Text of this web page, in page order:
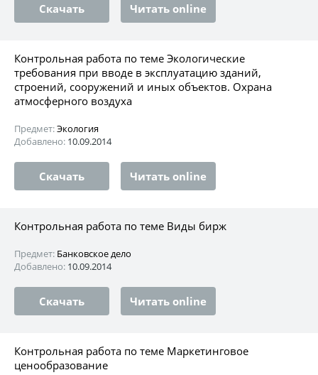
Скачать Читать online
Контрольная работа по теме Экологические
требования при вводе в эксплуатацию зданий,
строений, сооружений и иных объектов. Охрана
атмосферного воздуха
Предмет:Экология
Добавлено: 10.09.2014
Скачать Читать online
Контрольная работа по теме Виды бирж
Предмет: Банковское дело
Добавлено: 10.09.2014
Скачать Читать online
Контрольная работа по теме Маркетинговое
ценообразование